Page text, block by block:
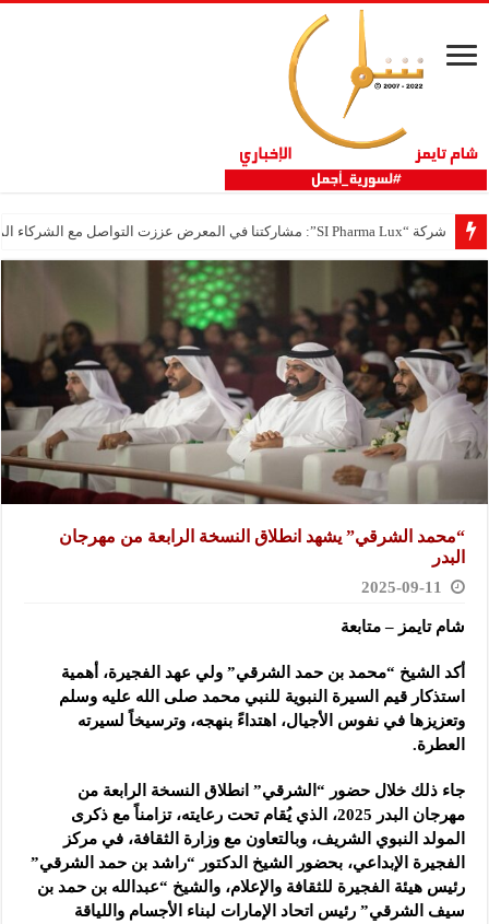
شركة “SI Pharma Lux”: مشاركتنا في المعرض عززت التواصل مع الشركاء المحليين والدوليين
“محمد الشرقي” يشهد انطلاق النسخة الرابعة من مهرجان
البدر
2025-09-11
شام تايمز – متابعة
أكد الشيخ “محمد بن حمد الشرقي” ولي عهد الفجيرة، أهمية
استذكار قيم السيرة النبوية للنبي محمد صلى الله عليه وسلم
وتعزيزها في نفوس الأجيال، اهتداءً بنهجه، وترسيخاً لسيرته
العطرة.
جاء ذلك خلال حضور “الشرقي” انطلاق النسخة الرابعة من
مهرجان البدر 2025، الذي يُقام تحت رعايته، تزامناً مع ذكرى
المولد النبوي الشريف، وبالتعاون مع وزارة الثقافة، في مركز
الفجيرة الإبداعي، بحضور الشيخ الدكتور “راشد بن حمد الشرقي”
رئيس هيئة الفجيرة للثقافة والإعلام، والشيخ “عبدالله بن حمد بن
سيف الشرقي” رئيس اتحاد الإمارات لبناء الأجسام واللياقة